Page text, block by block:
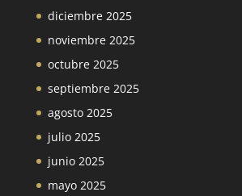
diciembre 2025
noviembre 2025
octubre 2025
septiembre 2025
agosto 2025
julio 2025
junio 2025
mayo 2025